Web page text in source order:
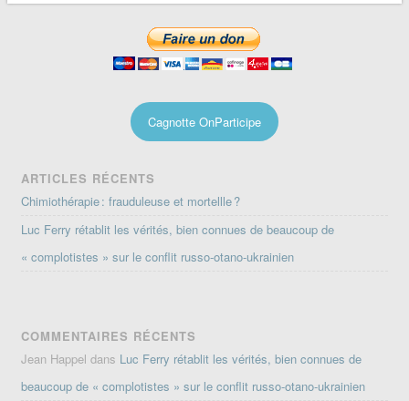
Cagnotte OnParticipe
ARTICLES RÉCENTS
Chimiothérapie : frauduleuse et mortellle ?
Luc Ferry rétablit les vérités, bien connues de beaucoup de
« complotistes » sur le conflit russo-otano-ukrainien
COMMENTAIRES RÉCENTS
Jean Happel dans Luc Ferry rétablit les vérités, bien connues de
beaucoup de « complotistes » sur le conflit russo-otano-ukrainien